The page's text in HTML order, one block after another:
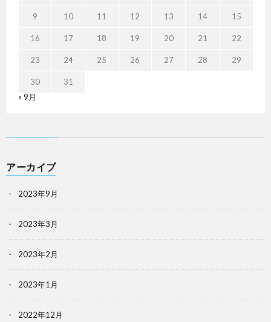
9 10 11 12 13 14 15
16 17 18 19 20 21 22
23 24 25 26 27 28 29
30
31
« 9月
アーカイブ
2023年9月
2023年3月
2023年2月
2023年1月
2022年12月